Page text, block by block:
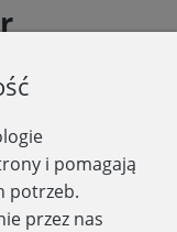
Zapisz się
i pomagają
potrzeb.
przez nas